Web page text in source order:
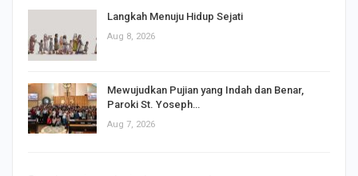
Langkah Menuju Hidup Sejati
Aug 8, 2026
Mewujudkan Pujian yang Indah dan Benar,
Paroki St. Yoseph…
Aug 7, 2026